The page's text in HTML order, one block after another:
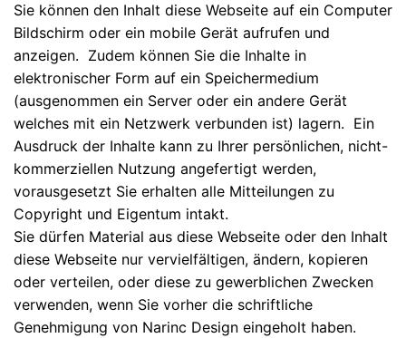
Sie können den Inhalt diese Webseite auf ein Computer
Bildschirm oder ein mobile Gerät aufrufen und
anzeigen. Zudem können Sie die Inhalte in
elektronischer Form auf ein Speichermedium
(ausgenommen ein Server oder ein andere Gerät
welches mit ein Netzwerk verbunden ist) lagern. Ein
Ausdruck der Inhalte kann zu Ihrer persönlichen, nicht-
kommerziellen Nutzung angefertigt werden,
vorausgesetzt Sie erhalten alle Mitteilungen zu
Copyright und Eigentum intakt.
Sie dürfen Material aus diese Webseite oder den Inhalt
diese Webseite nur vervielfältigen, ändern, kopieren
oder verteilen, oder diese zu gewerblichen Zwecken
verwenden, wenn Sie vorher die schriftliche
Genehmigung von Narinc Design eingeholt haben.